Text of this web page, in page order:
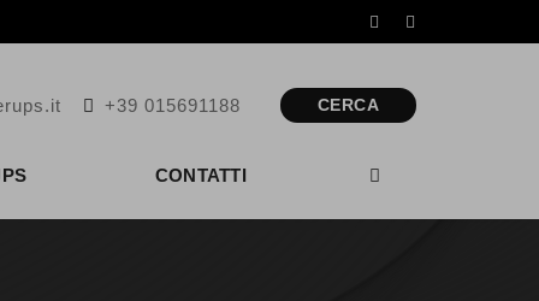
+39 015691188 CERCA
CONTATTI